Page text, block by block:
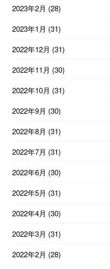
2023年2月 (28)
2023年1月 (31)
2022年12月 (31)
2022年11月 (30)
2022年10月 (31)
2022年9月 (30)
2022年8月 (31)
2022年7月 (31)
2022年6月 (30)
2022年5月 (31)
2022年4月 (30)
2022年3月 (31)
2022年2月 (28)